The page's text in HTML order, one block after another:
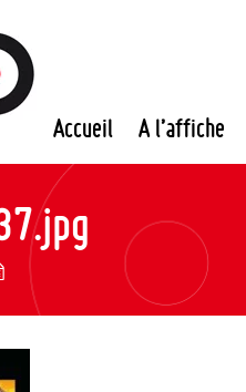
Accueil A l’affiche